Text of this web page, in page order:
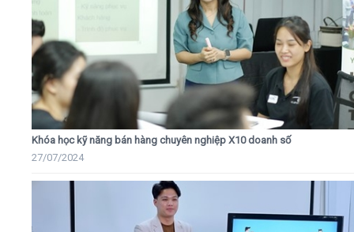
Khóa học kỹ năng bán hàng chuyên nghiệp X10 doanh số
27/07/2024